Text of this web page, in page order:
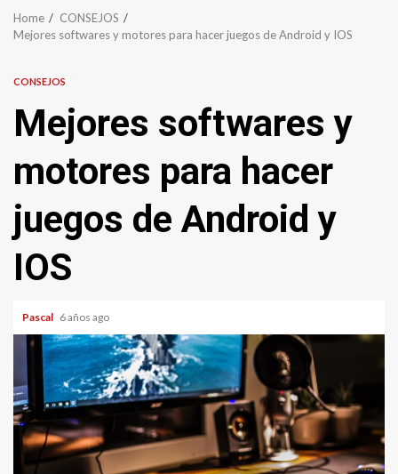
Home
CONSEJOS
Mejores softwares y motores para hacer juegos de Android y IOS
CONSEJOS
Mejores softwares y
motores para hacer
juegos de Android y
IOS
Pascal 6 años ago